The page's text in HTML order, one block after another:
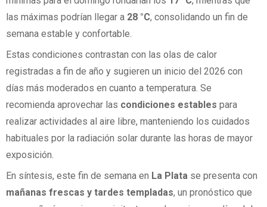
las máximas podrían llegar a 28 °C, consolidando un fin de
semana estable y confortable.
Estas condiciones contrastan con las olas de calor
registradas a fin de año y sugieren un inicio del 2026 con
días más moderados en cuanto a temperatura. Se
recomienda aprovechar las condiciones estables para
realizar actividades al aire libre, manteniendo los cuidados
habituales por la radiación solar durante las horas de mayor
exposición.
En síntesis, este fin de semana en La Plata se presenta con
mañanas frescas y tardes templadas, un pronóstico que